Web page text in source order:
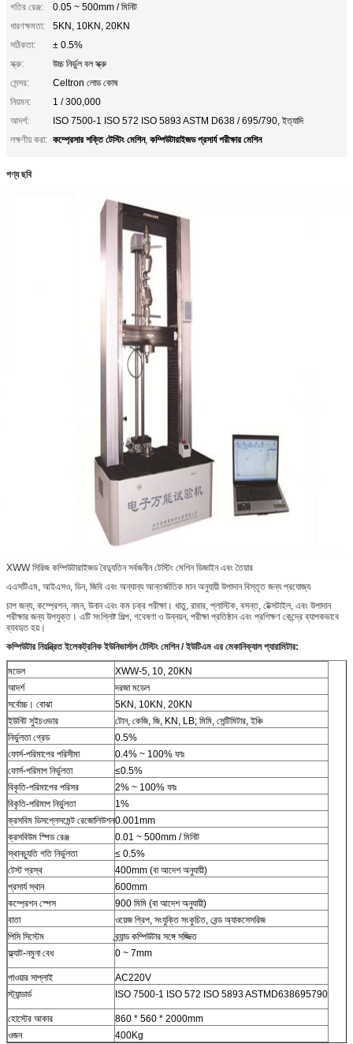
গতির রেঞ্জ:
0.05 ~ 500mm / মিনিট
ধারণক্ষমতা:
5KN, 10KN, 20KN
সঠিকতা:
± 0.5%
স্ক্রু:
উচ্চ নির্ভুল বল স্ক্রু
সেন্সর:
Celtron লোড কোষ
নিয়মন:
1 / 300,000
আদর্শ:
ISO 7500-1 ISO 572 ISO 5893 ASTM D638 / 695/790, ইত্যাদি
লক্ষণীয় করা: কম্প্রেসার শক্তি টেস্টিং মেশিন, কম্পিউটারাইজড প্রসার্য পরীক্ষার মেশিন
পণ্য ছবি
XWW সিরিজ কম্পিউটারাইজড বৈদ্যুতিন সর্বজনীন টেস্টিং মেশিন ডিজাইন এবং তৈয়ার
এএসটিএম, আইএসও, ডিন, জিবি এবং অন্যান্য আন্তর্জাতিক মান অনুযায়ী উপাদান বিস্তৃত জন্য প্রযোজ্য
চাপ জন্য, কম্প্রেশন, নমন, উনান এবং কম চক্র পরীক্ষা। ধাতু, রাবার, প্লাস্টিক, বসন্ত, টেক্সটাইল, এবং উপাদান
পরীক্ষার জন্য উপযুক্ত। এটি সংশ্লিষ্ট শিল্প, গবেষণা ও উন্নয়ন, পরীক্ষা প্রতিষ্ঠান এবং প্রশিক্ষণ কেন্দ্রে ব্যাপকভাবে
ব্যবহৃত হয়।
কম্পিউটার নিয়ন্ত্রিত ইলেকট্রনিক ইউনিভার্সাল টেস্টিং মেশিন / ইউটিএম এর মেকানিক্যাল প্যারামিটার:
মডেল
XWW-5, 10, 20KN
আদর্শ
দরজা মডেল
সর্বোচ্চ। বোঝা
5KN, 10KN, 20KN
ইউনিট সুইচওভার
টোন, কেজি, জি, KN, LB; মিমি, সেন্টিমিটার, ইঞ্চি
নির্ভুলতা গ্রেড
0.5%
ফোর্স-পরিমাপের পরিসীমা
0.4% ~ 100% ফাঃ
ফোর্স-পরিমাপ নির্ভুলতা
≤0.5%
বিকৃতি-পরিমাপের পরিসর
2% ~ 100% ফাঃ
বিকৃতি-পরিমাপ নির্ভুলতা
1%
ক্রসবিম ডিসপ্লেসমেন্ট রেজোলিউশন0.001mm
ক্রসবিউম স্পিড রেঞ্জ
0.01 ~ 500mm / মিনিট
স্থানচ্যুতি গতি নির্ভুলতা
≤ 0.5%
টেস্ট প্রস্থ
400mm (বা আদেশ অনুযায়ী)
প্রসার্য স্থান
600mm
কম্প্রেশন স্পেস
900 মিমি (বা আদেশ অনুযায়ী)
বাতা
ওয়েজ গ্রিপ, সংযুক্তি সংকুচিত, বেন্ড অ্যাকসেসরিজ
পিসি সিস্টেম
ব্র্যান্ড কম্পিউটার সঙ্গে সজ্জিত
ফ্ল্যাট-নমুনা বেধ
0 ~ 7mm
পাওয়ার সাপ্লাই
AC220V
স্ট্যান্ডার্ড
ISO 7500-1 ISO 572 ISO 5893 ASTMD638695790
হোস্টের আকার
860 * 560 * 2000mm
ওজন
400Kg